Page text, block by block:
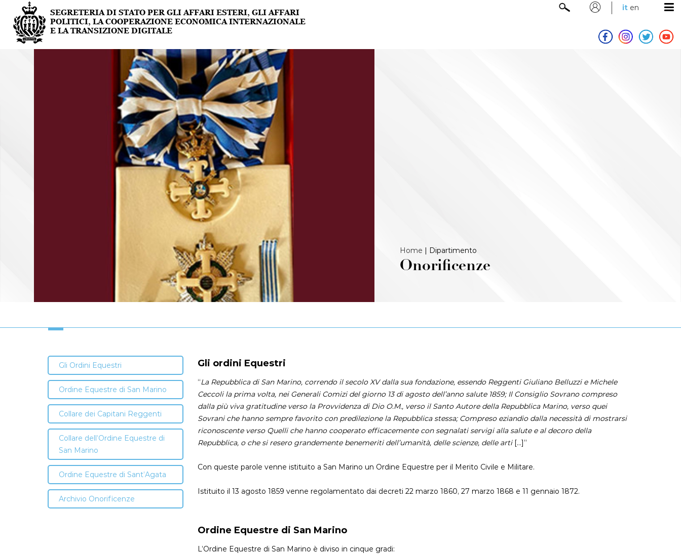
it en
Home | Dipartimento
Onorificenze
Gli Ordini Equestri
Ordine Equestre di San Marino
Collare dei Capitani Reggenti
Collare dell’Ordine Equestre di
San Marino
Ordine Equestre di Sant’Agata
Archivio Onorificenze
Gli ordini Equestri
“La Repubblica di San Marino, correndo il secolo XV dalla sua fondazione, essendo Reggenti Giuliano Belluzzi e Michele
Ceccoli la prima volta, nei Generali Comizi del giorno 13 di agosto dell’anno salute 1859; Il Consiglio Sovrano compreso
dalla più viva gratitudine verso la Provvidenza di Dio O.M., verso il Santo Autore della Repubblica Marino, verso quei
Sovrani che hanno sempre favorito con predilezione la Repubblica stessa; Compreso eziandio dalla necessità di mostrarsi
riconoscente verso Quelli che hanno cooperato efficacemente con segnalati servigi alla salute e al decoro della
Repubblica, o che si resero grandemente benemeriti dell’umanità, delle scienze, delle arti[…]”
Con queste parole venne istituito a San Marino un Ordine Equestre per il Merito Civile e Militare.
Istituito il 13 agosto 1859 venne regolamentato dai decreti 22 marzo 1860, 27 marzo 1868 e 11 gennaio 1872.
Ordine Equestre di San Marino
L’Ordine Equestre di San Marino è diviso in cinque gradi: